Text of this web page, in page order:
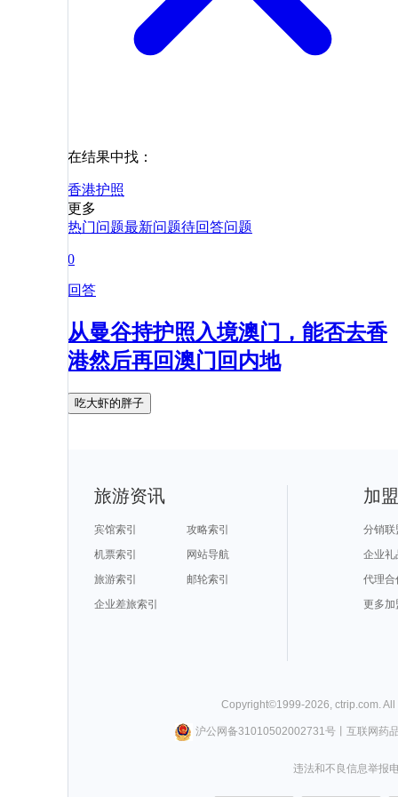
在结果中找：
香港护照
更多
热门问题最新问题待回答问题
0
回答
从曼谷持护照入境澳门，能否去香
港然后再回澳门回内地
吃大虾的胖子
旅游资讯
宾馆索引
攻略索引
机票索引
网站导航
旅游索引
邮轮索引
企业差旅索引
加
分销联
企业礼
代理合
更多加
Copyright©1999-2026 ctrip.com .
沪公网备31010502002731号丨 互联网药
违法和不良信息举报